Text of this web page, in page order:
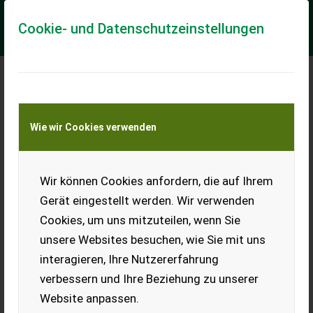
Cookie- und Datenschutzeinstellungen
Wie wir Cookies verwenden
Wir können Cookies anfordern, die auf Ihrem
Gerät eingestellt werden. Wir verwenden
Cookies, um uns mitzuteilen, wenn Sie
unsere Websites besuchen, wie Sie mit uns
interagieren, Ihre Nutzererfahrung
verbessern und Ihre Beziehung zu unserer
Website anpassen.
Meine Transportkostenanfrage
Transport von Land- und Baumaschinen –
KEINE Tiertransporte
ITALO SVIZZERA HM
180 ID
Biete 1-reihigen Rübenroder
ITALO SVIZZERA HM 180 ID,
einsatzbereit, 75 kW. Bj.
1983.
EUR 0